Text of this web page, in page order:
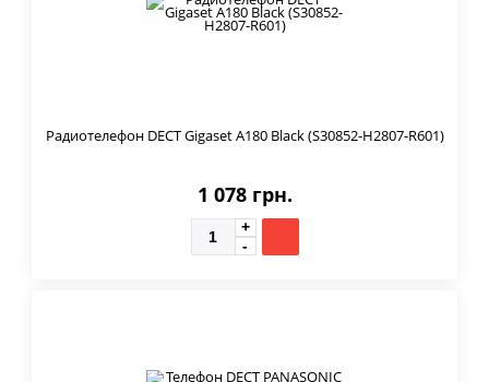
Радиотелефон DECT Gigaset A180 Black (S30852-H2807-R601)
1 078 грн.